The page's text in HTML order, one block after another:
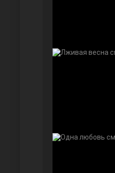
Девушка за стеклом